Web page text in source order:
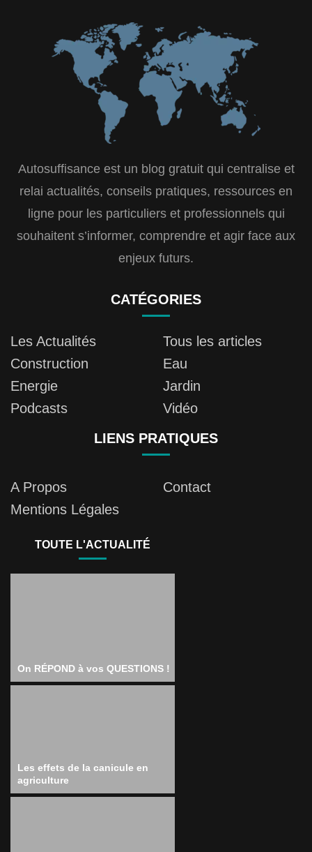
Autosuffisance est un blog gratuit qui centralise et
relai actualités, conseils pratiques, ressources en
ligne pour les particuliers et professionnels qui
souhaitent s’informer, comprendre et agir face aux
enjeux futurs.
CATÉGORIES
Les Actualités
Tous les articles
Construction
Eau
Energie
Jardin
Podcasts
Vidéo
LIENS PRATIQUES
A Propos
Contact
Mentions Légales
TOUTE L'ACTUALITÉ
On RÉPOND à vos QUESTIONS !
Les effets de la canicule en
agriculture